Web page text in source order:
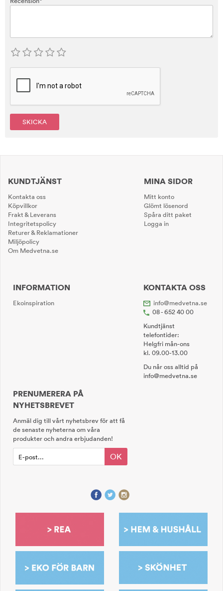
SKICKA
KUNDTJÄNST
Kontakta oss
Köpvillkor
Frakt & Leverans
Integritetspolicy
Returer & Reklamationer
Miljöpolicy
Om Medvetna.se
MINA SIDOR
Mitt konto
Glömt lösenord
Spåra ditt paket
Logga in
INFORMATION
Ekoinspiration
KONTAKTA OSS
info@medvetna.se
08 - 652 40 00
Kundtjänst
telefontider:
Helgfri mån-ons
kl. 09.00-13.00
Du når oss alltid på
info@medvetna.se
PRENUMERERA PÅ
NYHETSBREVET
Anmäl dig till vårt nyhetsbrev för att få
de senaste nyheterna om våra
produkter och andra erbjudanden!
OK